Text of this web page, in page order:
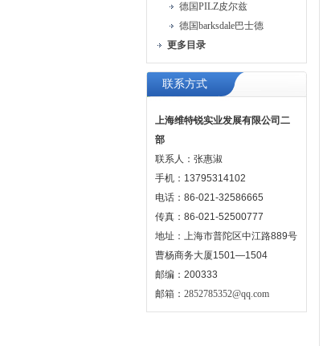
德国PILZ皮尔兹
德国barksdale巴士德
更多目录
联系方式
上海维特锐实业发展有限公司二
部
联系人：张惠淑
手机：13795314102
电话：86-021-32586665
传真：86-021-52500777
地址：上海市普陀区中江路889号
曹杨商务大厦1501—1504
邮编：200333
邮箱： 2852785352@qq.com